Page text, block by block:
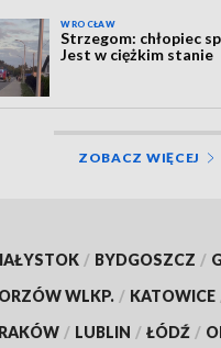
WROCŁAW
Strzegom: chłopiec
Jest w ciężkim stanie
ZOBACZ WIĘCEJ
/ BYDGOSZCZ /
WLKP. / KATOWICE
/ LUBLIN / ŁÓDŹ /